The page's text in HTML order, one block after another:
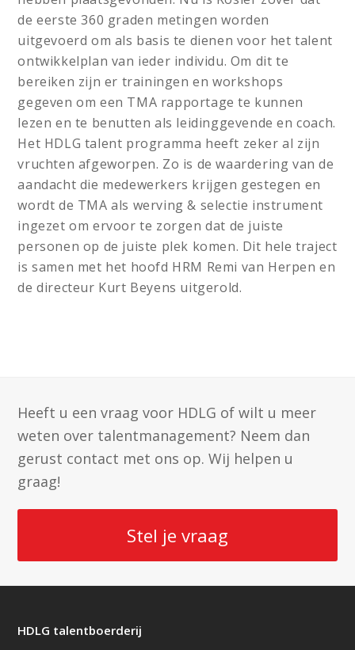
de eerste 360 graden metingen worden
uitgevoerd om als basis te dienen voor het talent
ontwikkelplan van ieder individu. Om dit te
bereiken zijn er trainingen en workshops
gegeven om een TMA rapportage te kunnen
lezen en te benutten als leidinggevende en coach.
Het HDLG talent programma heeft zeker al zijn
vruchten afgeworpen. Zo is de waardering van de
aandacht die medewerkers krijgen gestegen en
wordt de TMA als werving & selectie instrument
ingezet om ervoor te zorgen dat de juiste
personen op de juiste plek komen. Dit hele traject
is samen met het hoofd HRM Remi van Herpen en
de directeur Kurt Beyens uitgerold.
Heeft u een vraag voor HDLG of wilt u meer
weten over talentmanagement? Neem dan
gerust contact met ons op. Wij helpen u
graag!
Stel je vraag
HDLG talentboerderij